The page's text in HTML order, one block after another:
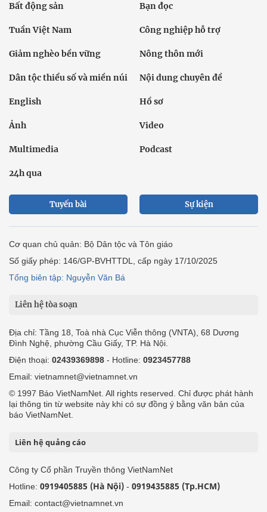
Bất động sản Bạn đọc
Tuần Việt Nam Công nghiệp hỗ trợ
Giảm nghèo bền vững Nông thôn mới
Dân tộc thiểu số và miền núi Nội dung chuyên đề
English Hồ sơ
Ảnh Video
Multimedia Podcast
24h qua
Tuyến bài Sự kiện
Cơ quan chủ quản: Bộ Dân tộc và Tôn giáo
Số giấy phép: 146/GP-BVHTTDL, cấp ngày 17/10/2025
Tổng biên tập: Nguyễn Văn Bá
Liên hệ tòa soạn
Địa chỉ: Tầng 18, Toà nhà Cục Viễn thông (VNTA), 68 Dương
Đình Nghệ, phường Cầu Giấy, TP. Hà Nội.
Điện thoại: 02439369898 - Hotline: 0923457788
Email: vietnamnet@vietnamnet.vn
© 1997 Báo VietNamNet. All rights reserved. Chỉ được phát hành
lại thông tin từ website này khi có sự đồng ý bằng văn bản của
báo VietNamNet.
Liên hệ quảng cáo
Công ty Cổ phần Truyền thông VietNamNet
Hotline: 0919405885 (Hà Nội) - 0919435885 (Tp.HCM)
Email: contact@vietnamnet.vn